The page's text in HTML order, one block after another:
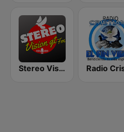
Stereo Vision